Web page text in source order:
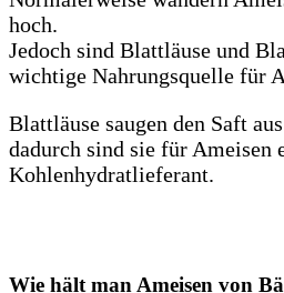
hoch.
Jedoch sind Blattläuse und
wichtige Nahrungsquelle für
Blattläuse saugen den Saft
dadurch sind sie für Ameisen
Kohlenhydratlieferant.
Wie hält man Ameisen von